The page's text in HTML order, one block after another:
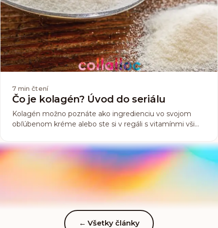
7 min čtení
Čo je kolagén? Úvod do seriálu
Kolagén možno poznáte ako ingredienciu vo svojom
obľúbenom kréme alebo ste si v regáli s vitamínmi všimli
niekde niečo zachytili, pretože sa v poslednom čase o
ňom dosť hovorí. Čo ale skutočne ten kolagén je...
←Všetky články